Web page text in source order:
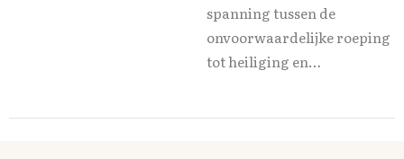
spanning tussen de
onvoorwaardelijke roeping
tot heiliging en…